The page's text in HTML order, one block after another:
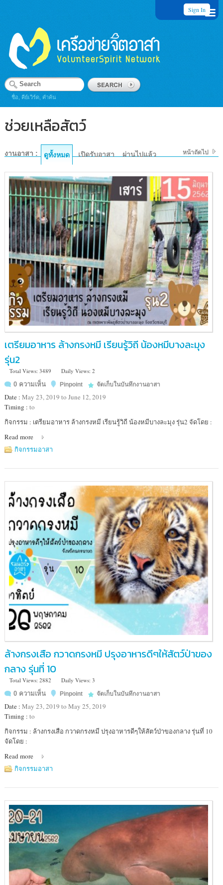
Sign In
ชื่อ, คีย์เวิร์ด, คำค้น
ช่วยเหลือสัตว์
งานอาสา : ดูทั้งหมด เปิดรับอาสา ผ่านไปแล้ว หน้าถัดไป
เตรียมอาหาร ล้างกรงหมี เรียนรู้วิถี น้องหมีบางละมุง
รุ่น2
Total Views: 3489
Daily Views: 2
0 ความเห็น
Pinpoint จัดเก็บในบันทึกงานอาสา
Date : May 23, 2019 to June 12, 2019
Timing : to
Location
สถานี
เพาะ
สัตว์
ป่า
จังหวัด
ชลบุรี
กิจกรรม : เตรียมอาหาร ล้างกรงหมี เรียนรู้วิถี น้องหมีบางละมุง รุ่น2 จัดโดย :
Read more
กิจกรรมอาสา
ล้างกรงเสือ กวาดกรงหมี ปรุงอาหารดีๆให้สัตว์ป่าของ
กลาง รุ่นที่ 10
Total Views: 2882
Daily Views: 3
0 ความเห็น
Pinpoint จัดเก็บในบันทึกงานอาสา
Date : May 23, 2019 to May 25, 2019
Timing : to
Location
:
ช่วย
เหลือ
ป่า
ภาค
กลาง
กิจกรรม : ล้างกรงเสือ กวาดกรงหมี ปรุงอาหารดีๆให้สัตว์ป่าของกลาง รุ่นที่ 10
จัดโดย :
Read more
กิจกรรมอาสา